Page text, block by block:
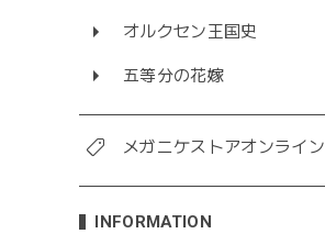
オルクセン王国史
五等分の花嫁
メガニケストアオンライン
INFORMATION